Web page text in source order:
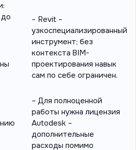
– Revit –
узкоспециализированный
инструмент; без
контекста BIM-
проектирования навык
сам по себе ограничен.
– Для полноценной
работы нужна лицензия
Autodesk –
дополнительные
расходы помимо